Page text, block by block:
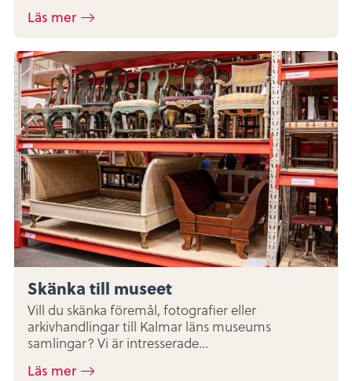
Läs mer
Skänka till museet
Vill du skänka föremål, fotografier eller
arkivhandlingar till Kalmar läns museums
samlingar? Vi är intresserade...
Läs mer